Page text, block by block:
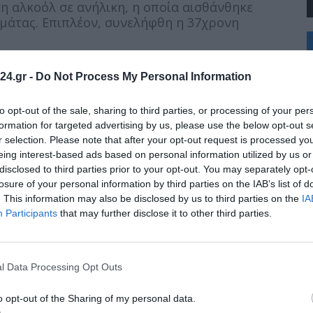
- Do Not Process My Personal Information
opt-out of the sale, sharing to third parties, or processing of your
for targeted advertising by us, please use the below opt-out
selection. Please note that after your opt-out request is processed
interest-based ads based on personal information utilized by us
to third parties prior to your opt-out. You may separately
of your personal information by third parties on the IAB’s list of
This information may also be disclosed by us to third parties on the
Participants that may further disclose it to other third parties.
Data Processing Opt Outs
opt-out of the Sharing of my personal data.
αλκοόλ σε ανήλικη, η οποία αισθάνθηκε
Επιπλέον, συνελήφθη η 37χρονη
Τμήμα Οιχαλίας, ενώ η
συλληφθέντων, θα υποβληθεί αρμοδίως.
απαγορεύεται η πώληση αλκοόλ σε
έτος της ηλικίας τους.
+
°